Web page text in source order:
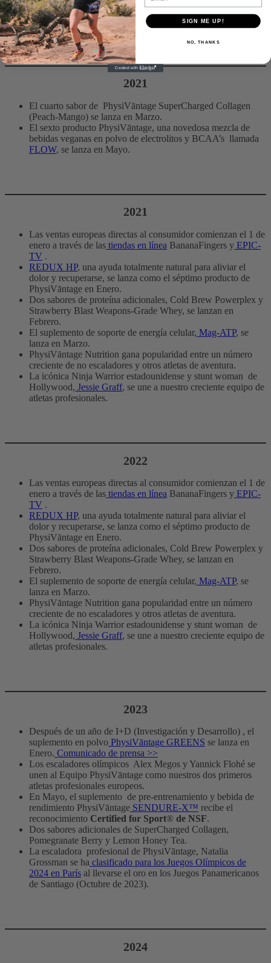
El café tostado oscuroSEND BLENDde edición limitada se
introdujo en Noviembre.
2021
El cuarto sabor de PhysiVāntage SuperCharged Collagen
(Peach-Mango) se lanza en Marzo.
El sexto producto PhysiVāntage, una novedosa mezcla de
bebidas veganas en polvo de electrolitos y BCAA’s llamada
FLOW, se lanza en Mayo.
2021
Las ventas europeas directas al consumidor comienzan el 1 de
enero a través de las tiendas en línea BananaFingers y EPIC-
TV .
REDUX HP, una ayuda totalmente natural para aliviar el
dolor y recuperarse, se lanza como el séptimo producto de
PhysiVāntage en Enero.
Dos sabores de proteína adicionales, Cold Brew Powerplex y
Strawberry Blast Weapons-Grade Whey, se lanzan en
Febrero.
El suplemento de soporte de energía celular, Mag-ATP, se
lanza en Marzo.
PhysiVāntage Nutrition gana popularidad entre un número
creciente de no escaladores y otros atletas de aventura.
La icónica Ninja Warrior estadounidense y stunt woman de
Hollywood, Jessie Graff, se une a nuestro creciente equipo de
atletas profesionales.
2022
Las ventas europeas directas al consumidor comienzan el 1 de
enero a través de las tiendas en línea BananaFingers y EPIC-
TV .
REDUX HP, una ayuda totalmente natural para aliviar el
dolor y recuperarse, se lanza como el séptimo producto de
PhysiVāntage en Enero.
Dos sabores de proteína adicionales, Cold Brew Powerplex y
Strawberry Blast Weapons-Grade Whey, se lanzan en
Febrero.
El suplemento de soporte de energía celular, Mag-ATP, se
lanza en Marzo.
PhysiVāntage Nutrition gana popularidad entre un número
creciente de no escaladores y otros atletas de aventura.
La icónica Ninja Warrior estadounidense y stunt woman de
Hollywood, Jessie Graff, se une a nuestro creciente equipo de
atletas profesionales.
2023
Después de un año de I+D (Investigación y Desarrollo) , el
suplemento en polvo PhysiVāntage GREENS se lanza en
Enero. Comunicado de prensa >>
Los escaladores olímpicos Alex Megos y Yannick Flohé se
unen al Equipo PhysiVāntage como nuestros dos primeros
atletas profesionales europeos.
En Mayo, el suplemento de pre-entrenamiento y bebida de
rendimiento PhysiVāntage SENDURE-X™ recibe el
reconocimiento Certified for Sport® de NSF.
Dos sabores adicionales de SuperCharged Collagen,
Pomegranate Berry y Lemon Honey Tea.
La escaladora profesional de PhysiVāntage, Natalia
Grossman se ha clasificado para los Juegos Olímpicos de
2024 en París al llevarse el oro en los Juegos Panamericanos
de Santiago (Octubre de 2023).
2024
SIGN ME UP!
NO, THANKS